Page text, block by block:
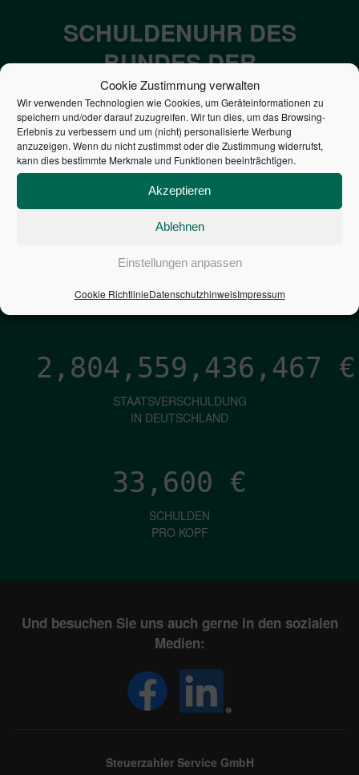
Cookie Zustimmung verwalten
Wir verwenden Technologien wie Cookies, um Geräteinformationen zu
speichern und/oder darauf zuzugreifen. Wir tun dies, um das Browsing-
Erlebnis zu verbessern und um (nicht) personalisierte Werbung
anzuzeigen. Wenn du nicht zustimmst oder die Zustimmung widerrufst,
kann dies bestimmte Merkmale und Funktionen beeinträchtigen.
Akzeptieren
Ablehnen
Einstellungen anpassen
Cookie RichtlinieDatenschutzhinweisImpressum
SCHULDENUHR DES
BUNDES DER
STEUERZAHLER
7,052€
NEUVERSCHULDUNG
PRO SEKUNDE
1,601€
PRO SEKUNDE
2,804,559,437,736 €
STAATSVERSCHULDUNG
IN DEUTSCHLAND
33,600 €
SCHULDEN
PRO KOPF
Und besuchen Sie uns auch gerne in den sozialen
Medien:
Steuerzahler Service GmbH